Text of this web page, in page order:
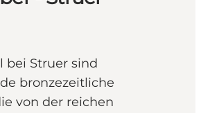
bei Struer sind
bronzezeitliche
von der reichen